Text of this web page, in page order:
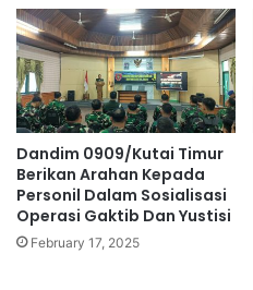
Dandim 0909/Kutai Timur
Berikan Arahan Kepada
Personil Dalam Sosialisasi
Operasi Gaktib Dan Yustisi
February 17, 2025